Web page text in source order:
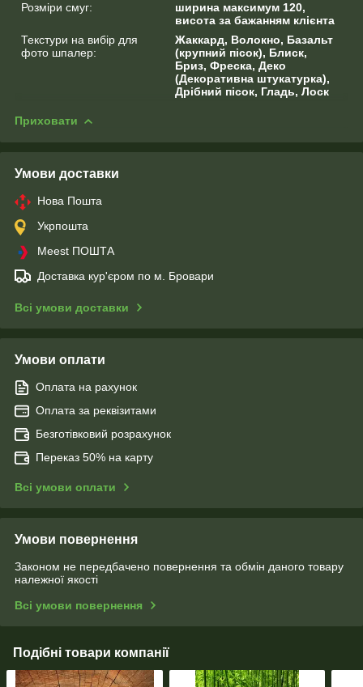
Розміри смуг:
ширина максимум 120,
висота за бажанням клієнта
Текстури на вибір для
фото шпалер:
Жаккард, Волокно, Базальт
(крупний пісок), Блиск,
Бриз, Фреска, Деко
(Декоративна штукатурка),
Дрібний пісок, Гладь, Лоск
Приховати
Умови доставки
Нова Пошта
Укрпошта
Meest ПОШТА
Доставка кур'єром по м. Бровари
Всі умови доставки
Умови оплати
Оплата на рахунок
Оплата за реквізитами
Безготівковий розрахунок
Переказ 50% на карту
Всі умови оплати
Умови повернення
Законом не передбачено повернення та обмін даного товару
належної якості
Всі умови повернення
Подібні товари компанії